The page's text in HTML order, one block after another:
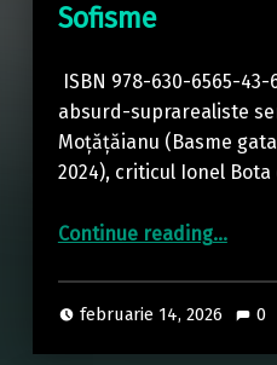
Sofisme
ISBN 978-630-6565-
absurd-suprarealiste
Moțățăianu (Basme
2024), criticul Ionel
Continue reading…
februarie 14, 2026 0